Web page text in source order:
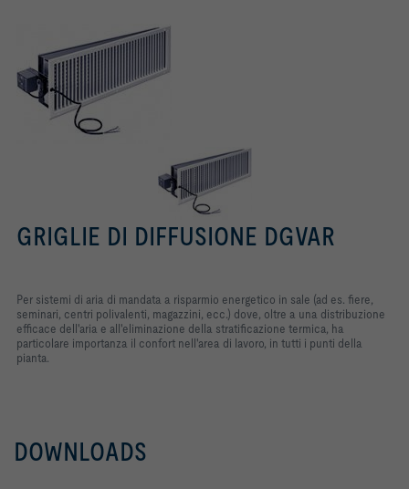
GRIGLIE DI DIFFUSIONE DGVAR
Per sistemi di aria di mandata a risparmio energetico in sale (ad es. fiere,
seminari, centri polivalenti, magazzini, ecc.) dove, oltre a una distribuzione
efficace dell'aria e all'eliminazione della stratificazione termica, ha
particolare importanza il confort nell'area di lavoro, in tutti i punti della
pianta.
DOWNLOADS